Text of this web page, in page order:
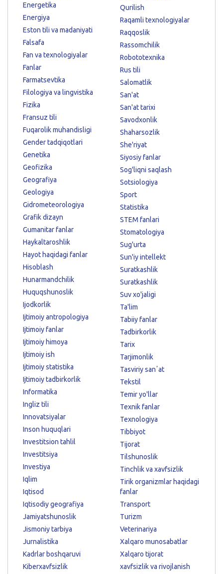
Energetika
Energiya
Eston tili va madaniyati
Falsafa
Fan va texnologiyalar
Fanlar
Farmatsevtika
Filologiya va lingvistika
Fizika
Fransuz tili
Fuqarolik muhandisligi
Gender tadqiqotlari
Genetika
Geofizika
Geografiya
Geologiya
Gidrometeorologiya
Grafik dizayn
Gumanitar fanlar
Haykaltaroshlik
Hayot haqidagi fanlar
Hisoblash
Hunarmandchilik
Huquqshunoslik
Ijodkorlik
Ijtimoiy antropologiya
Ijtimoiy fanlar
Ijtimoiy himoya
Ijtimoiy ish
Ijtimoiy statistika
Ijtimoiy tadbirkorlik
Informatika
Ingliz tili
Innovatsiyalar
Inson huquqlari
Investitsion tahlil
Investitsiya
Investiya
Iqlim
Iqtisod
Iqtisodiy geografiya
Jamiyatshunoslik
Jismoniy tarbiya
Jurnalistika
Kadrlar boshqaruvi
Kiberxavfsizlik
Qurilish
Raqamli texnologiyalar
Raqqoslik
Rassomchilik
Robototexnika
Rus tili
Salomatlik
San'at
San'at tarixi
Savodxonlik
Shaharsozlik
She'riyat
Siyosiy fanlar
Sog'liqni saqlash
Sotsiologiya
Sport
Statistika
STEM fanlari
Stomatologiya
Sug'urta
Sun'iy intellekt
Suratkashlik
Suratkashlik
Suv xo'jaligi
Ta'lim
Tabiiy fanlar
Tadbirkorlik
Tarix
Tarjimonlik
Tasviriy sanʼat
Tekstil
Temir yo'llar
Texnik fanlar
Texnologiya
Tibbiyot
Tijorat
Tilshunoslik
Tinchlik va xavfsizlik
Tirik organizmlar haqidagi
fanlar
Transport
Turizm
Veterinariya
Xalqaro munosabatlar
Xalqaro tijorat
xavfsizlik va rivojlanish